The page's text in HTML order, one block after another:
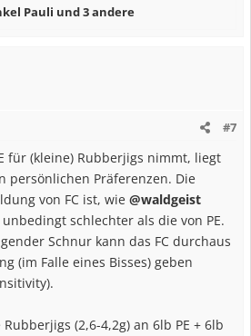
Pauli und 3 andere
#7
für (kleine) Rubberjigs nimmt, liegt
persönlichen Präferenzen. Die
von FC ist, wie @waldgeist
schlechter als die von PE.
Schnur kann das FC durchaus
(im Falle eines Bisses) geben
(2,6-4,2g) an 6lb PE + 6lb